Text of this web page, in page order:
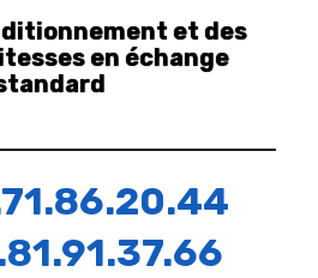
et des
en échange